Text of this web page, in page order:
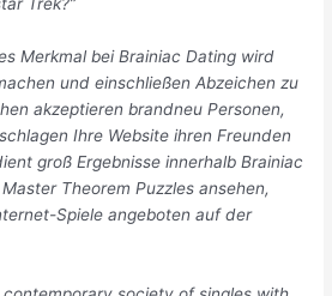
Trek?”
Merkmal bei Brainiac Dating wird
und einschließen Abzeichen zu
akzeptieren brandneu Personen,
Ihre Website ihren Freunden
groß Ergebnisse innerhalb Brainiac
Theorem Puzzles ansehen,
Spiele angeboten auf der